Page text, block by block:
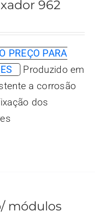
962
PREÇO PARA
Produzido em
a corrosão
dos
módulos